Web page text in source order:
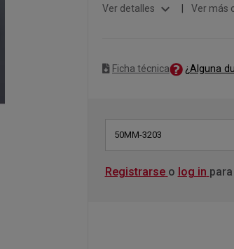
Ver detalles expand_more Ver más
Ficha técnica ¿Alguna
50MM-3203
Registrarse o log in